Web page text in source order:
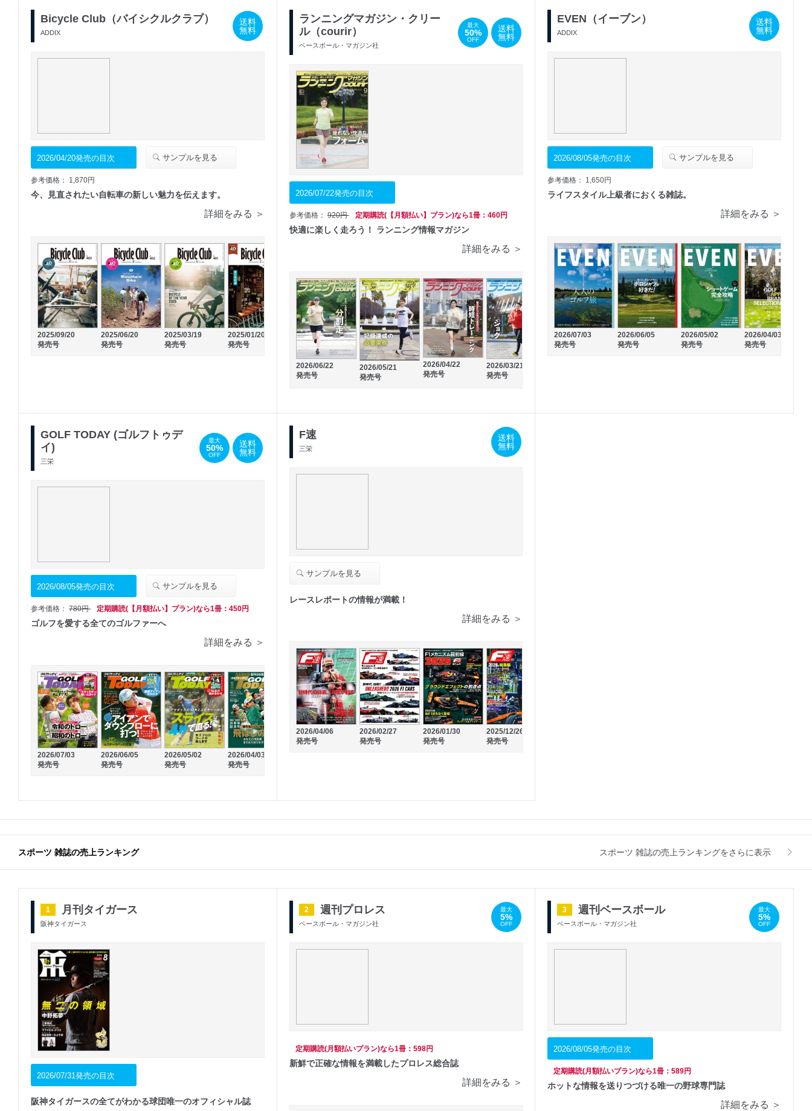
Bicycle Club（バイシクルクラブ）
ADDIX
送料
無料
2026/04/20発売の目次 サンプルを見る
参考価格： 1,870円
今、見直されたい自転車の新しい魅力を伝えます。
詳細をみる ＞
2025/09/20
発売号
2025/06/20
発売号
2025/03/19
発売号
2025/01/20
発売号
2024/11/20
2024/09/20
発売号
ランニングマガジン・クリー
ル（courir）
ベースボール・マガジン社
最大
50%
OFF
送料
無料
2026/07/22発売の目次
参考価格：920円 定期購読(【月額払い】プラン)なら1冊：460円
快適に楽しく走ろう！ ランニング情報マガジン
詳細をみる ＞
2026/06/22
発売号
2026/05/21
発売号
2026/04/22
発売号
2026/03/21
発売号
EVEN（イーブン）
ADDIX
送料
無料
2026/08/05発売の目次 サンプルを見る
参考価格： 1,650円
ライフスタイル上級者におくる雑誌。
詳細をみる ＞
2026/07/03
発売号
2026/06/05
発売号
2026/05/02
発売号
2026/04/03
発売号
GOLF TODAY (ゴルフトゥデ
イ)
三栄
最大
50%
OFF
送料
無料
2026/08/05発売の目次 サンプルを見る
参考価格： 780円 定期購読(【月額払い】プラン)なら1冊：450円
ゴルフを愛する全てのゴルファーへ
詳細をみる ＞
2026/07/03
発売号
2026/06/05
発売号
2026/05/02
発売号
2026/04/03
発売号
F速
三栄
送料
無料
サンプルを見る
レースレポートの情報が満載！
詳細をみる ＞
2026/04/06
発売号
2026/02/27
発売号
2026/01/30
発売号
2025/12/26
発売号
スポーツ 雑誌の売上ランキング スポーツ 雑誌の売上ランキングをさらに表示
1 月刊タイガース
阪神タイガース
2026/07/31発売の目次
阪神タイガースの全てがわかる球団唯一のオフィシャル誌
2 週刊プロレス
ベースボール・マガジン社
最大
5%
OFF
定期購読(月額払いプラン)なら1冊：598円
新鮮で正確な情報を満載したプロレス総合誌
詳細をみる ＞
3 週刊ベースボール
ベースボール・マガジン社
最大
5%
OFF
2026/08/05発売の目次
定期購読(月額払いプラン)なら1冊：589円
ホットな情報を送りつづける唯一の野球専門誌
詳細をみる ＞